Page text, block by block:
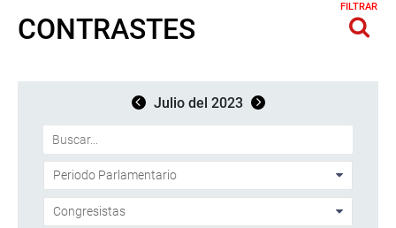
CONTRASTES
FILTRAR
Julio del 2023